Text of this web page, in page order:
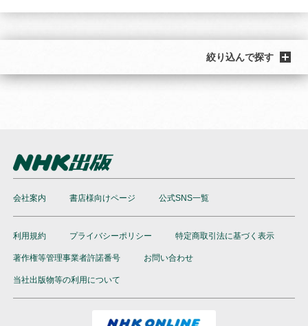
絞り込んで探す
会社案内 書店様向けページ 公式SNS一覧
利用規約 プライバシーポリシー 特定商取引法に基づく表示
著作権等管理事業者許諾番号 お問い合わせ
当社出版物等の利用について